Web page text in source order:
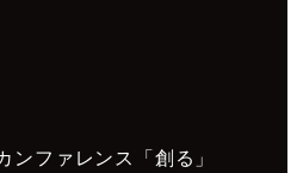
ンファレンス「創る」